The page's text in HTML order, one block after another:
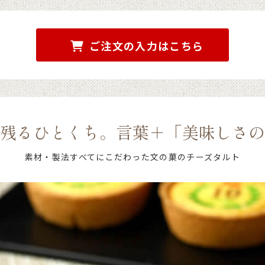
ご注文の入力はこちら
るひとくち。言葉＋「美味しさ
素材・製法すべてにこだわった文の菓のチーズタルト
お買い物を続ける ご注文手続きに進む